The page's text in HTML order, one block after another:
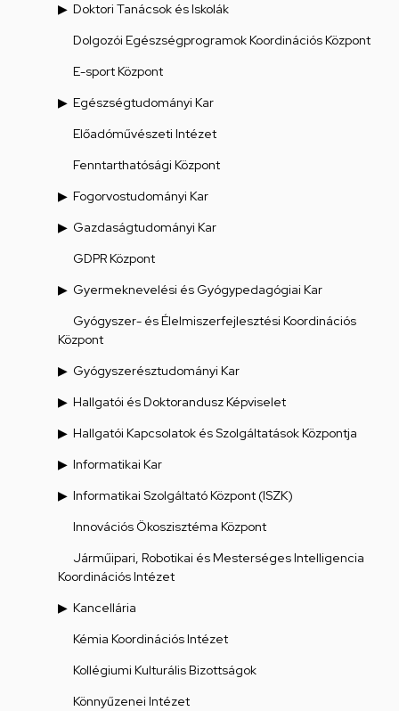
Doktori Tanácsok és Iskolák
Dolgozói Egészségprogramok Koordinációs Központ
E-sport Központ
Egészségtudományi Kar
Előadóművészeti Intézet
Fenntarthatósági Központ
Fogorvostudományi Kar
Gazdaságtudományi Kar
GDPR Központ
Gyermeknevelési és Gyógypedagógiai Kar
Gyógyszer- és Élelmiszerfejlesztési Koordinációs
Központ
Gyógyszerésztudományi Kar
Hallgatói és Doktorandusz Képviselet
Hallgatói Kapcsolatok és Szolgáltatások Központja
Informatikai Kar
Informatikai Szolgáltató Központ (ISZK)
Innovációs Ökoszisztéma Központ
Járműipari, Robotikai és Mesterséges Intelligencia
Koordinációs Intézet
Kancellária
Kémia Koordinációs Intézet
Kollégiumi Kulturális Bizottságok
Könnyűzenei Intézet